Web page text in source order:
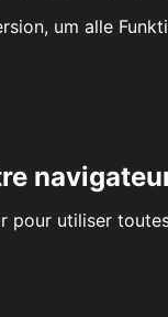
um alle
pour utiliser